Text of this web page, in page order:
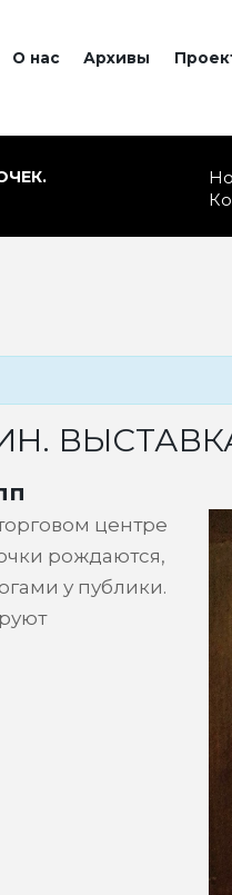
О нас Архивы
центре
рождаются,
у публики.